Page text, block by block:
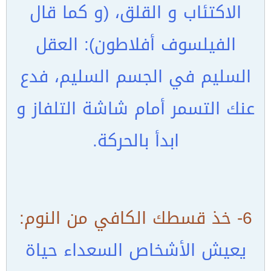
الاكتئاب و القلق، (و كما قال
الفيلسوف أفلاطون): العقل
السليم في الجسم السليم، فدع
عنك التسمر أمام شاشة التلفاز و
ابدأ بالحركة.
6- خذ قسطك الكافي من النوم:
يعيش الأشخاص السعداء حياة